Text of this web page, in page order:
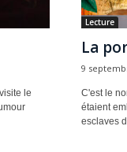
le
Lecture
La
9
C'est le
étaient
esclaves